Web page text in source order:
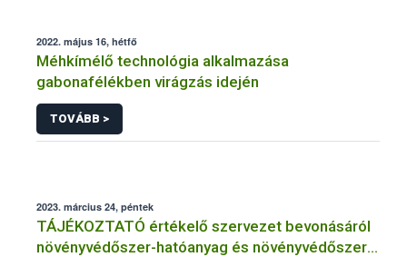
2022. május 16, hétfő
Méhkímélő technológia alkalmazása
gabonafélékben virágzás idején
TOVÁBB >
2023. március 24, péntek
TÁJÉKOZTATÓ értékelő szervezet bevonásáról
növényvédőszer-hatóanyag és növényvédőszer